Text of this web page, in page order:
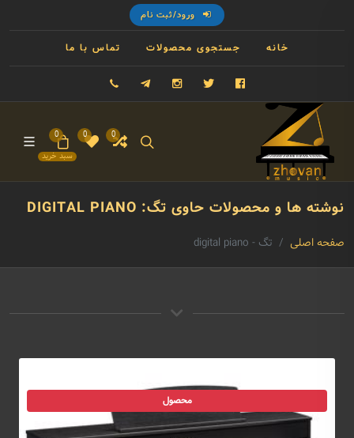
ورود/ثبت نام
خانه جستجوی محصولات تماس با ما
فیسبوک توییتر اینستاگرام تلگرام
0
0
سبد خرید
0
نوشته ها و محصولات حاوی تگ: DIGITAL PIANO
صفحه اصلی تگ - digital piano
محصول